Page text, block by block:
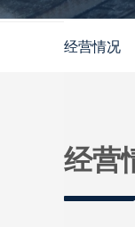
经营情况
经营